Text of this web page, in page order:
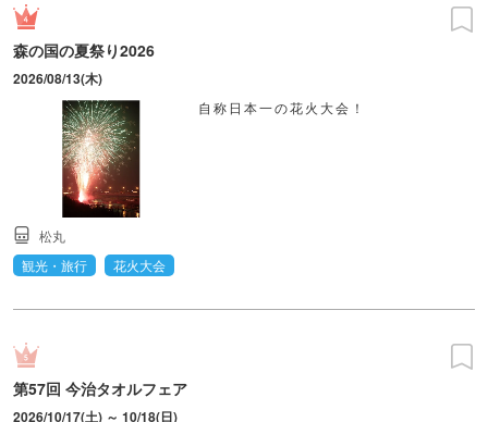
森の国の夏祭り2026
2026/08/13(木)
自称日本一の花火大会！
松丸
観光・旅行
花火大会
第57回 今治タオルフェア
2026/10/17(土) ～ 10/18(日)